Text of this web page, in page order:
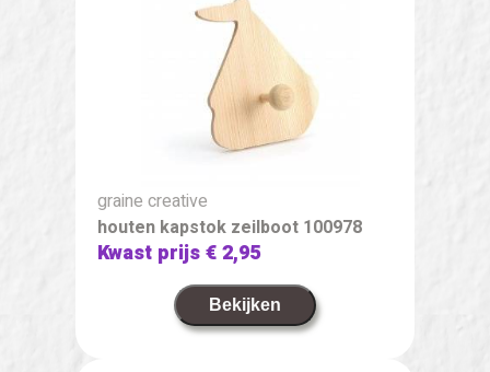
graine creative
houten kapstok zeilboot 100978
Kwast prijs€ 2,95
Bekijken